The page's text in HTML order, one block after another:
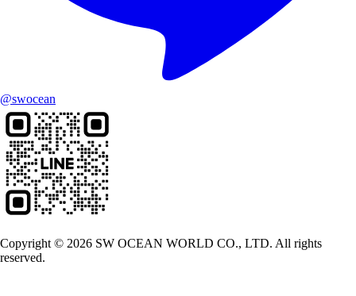
@swocean
Copyright © 2026 SW OCEAN WORLD CO., LTD. All rights
reserved.